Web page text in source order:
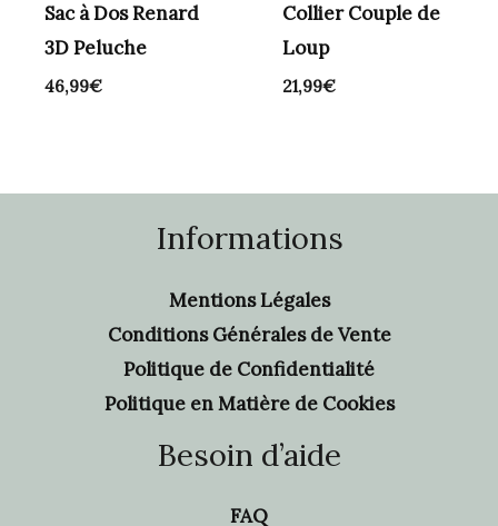
Sac à Dos Renard
3D Peluche
46,99€
Collier Couple de
Loup
21,99€
Informations
Mentions Légales
Conditions Générales de Vente
Politique de Confidentialité
Politique en Matière de Cookies
Besoin d’aide
FAQ